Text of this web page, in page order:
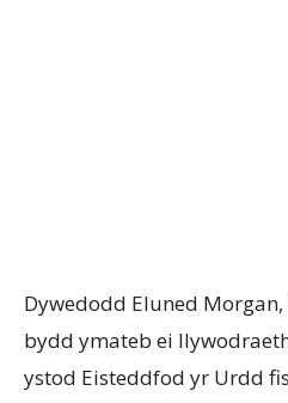
Dywedodd Eluned
bydd ymateb ei
ystod Eisteddfod yr Urdd